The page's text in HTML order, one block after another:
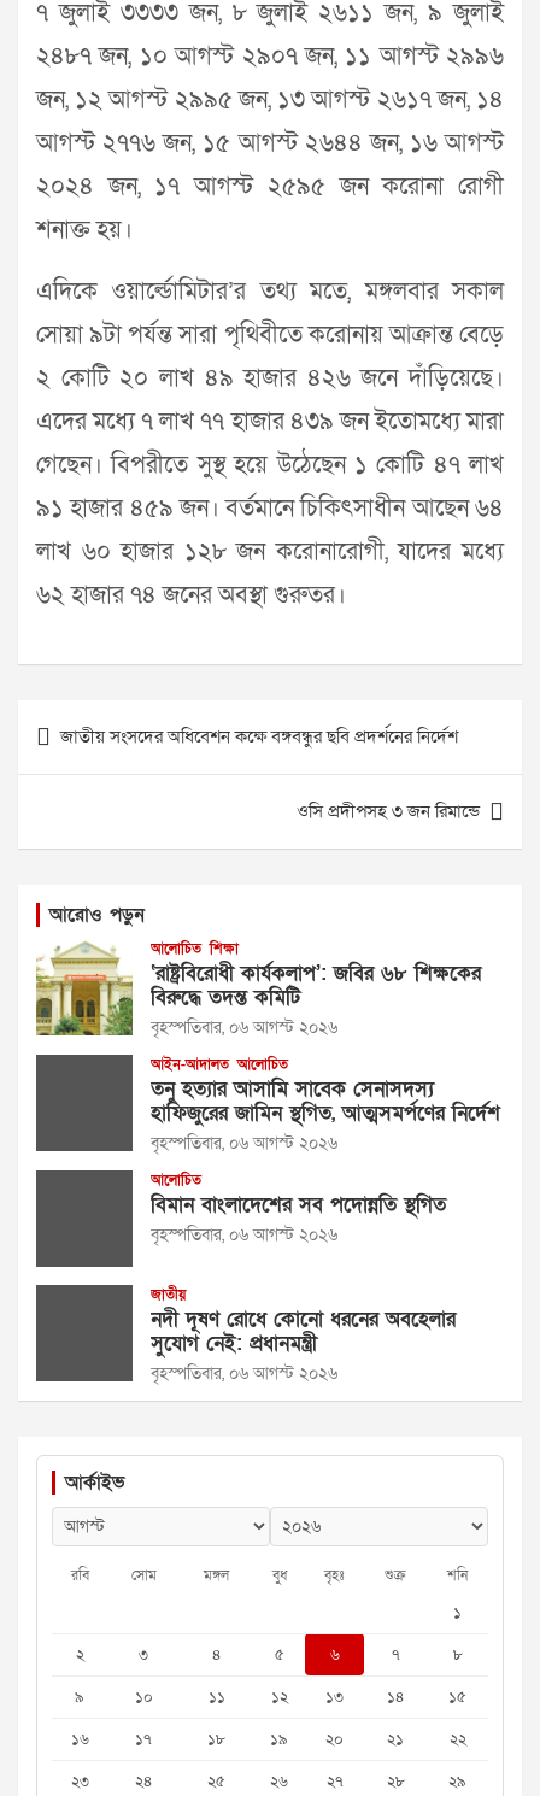
৭ জুলাই ৩৩৩৩ জন, ৮ জুলাই ২৬১১ জন, ৯ জুলাই
২৪৮৭ জন, ১০ আগস্ট ২৯০৭ জন, ১১ আগস্ট ২৯৯৬
জন, ১২ আগস্ট ২৯৯৫ জন, ১৩ আগস্ট ২৬১৭ জন, ১৪
আগস্ট ২৭৭৬ জন, ১৫ আগস্ট ২৬৪৪ জন, ১৬ আগস্ট
২০২৪ জন, ১৭ আগস্ট ২৫৯৫ জন করোনা রোগী
শনাক্ত হয়।
এদিকে ওয়ার্ল্ডোমিটার’র তথ্য মতে, মঙ্গলবার সকাল
সোয়া ৯টা পর্যন্ত সারা পৃথিবীতে করোনায় আক্রান্ত বেড়ে
২ কোটি ২০ লাখ ৪৯ হাজার ৪২৬ জনে দাঁড়িয়েছে।
এদের মধ্যে ৭ লাখ ৭৭ হাজার ৪৩৯ জন ইতোমধ্যে মারা
গেছেন। বিপরীতে সুস্থ হয়ে উঠেছেন ১ কোটি ৪৭ লাখ
৯১ হাজার ৪৫৯ জন। বর্তমানে চিকিৎসাধীন আছেন ৬৪
লাখ ৬০ হাজার ১২৮ জন করোনারোগী, যাদের মধ্যে
৬২ হাজার ৭৪ জনের অবস্থা গুরুতর।
Post
navigation
জাতীয় সংসদের অধিবেশন কক্ষে বঙ্গবন্ধুর ছবি প্রদর্শনের নির্দেশ
ওসি প্রদীপসহ ৩ জন রিমান্ডে
আরোও পড়ুন
আলোচিত শিক্ষা
‘রাষ্ট্রবিরোধী কার্যকলাপ’: জবির ৬৮ শিক্ষকের
বিরুদ্ধে তদন্ত কমিটি
বৃহস্পতিবার, ০৬ আগস্ট ২০২৬
আইন-আদালত আলোচিত
তনু হত্যার আসামি সাবেক সেনাসদস্য
হাফিজুরের জামিন স্থগিত, আত্মসমর্পণের নির্দেশ
বৃহস্পতিবার, ০৬ আগস্ট ২০২৬
আলোচিত
বিমান বাংলাদেশের সব পদোন্নতি স্থগিত
বৃহস্পতিবার, ০৬ আগস্ট ২০২৬
জাতীয়
নদী দূষণ রোধে কোনো ধরনের অবহেলার
সুযোগ নেই: প্রধানমন্ত্রী
বৃহস্পতিবার, ০৬ আগস্ট ২০২৬
আর্কাইভ
রবি সোম মঙ্গল বুধ বৃহঃ শুক্র শনি
১
২
৩ ৪ ৫ ৬ ৭
৮
৯
১০ ১১ ১২ ১৩ ১৪
১৫
১৬
১৭ ১৮ ১৯ ২০ ২১
২২
২৩
২৪ ২৫ ২৬ ২৭ ২৮ ২৯